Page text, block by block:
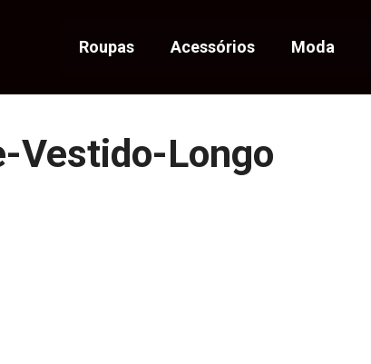
Roupas Acessórios Moda
Vestido-Longo